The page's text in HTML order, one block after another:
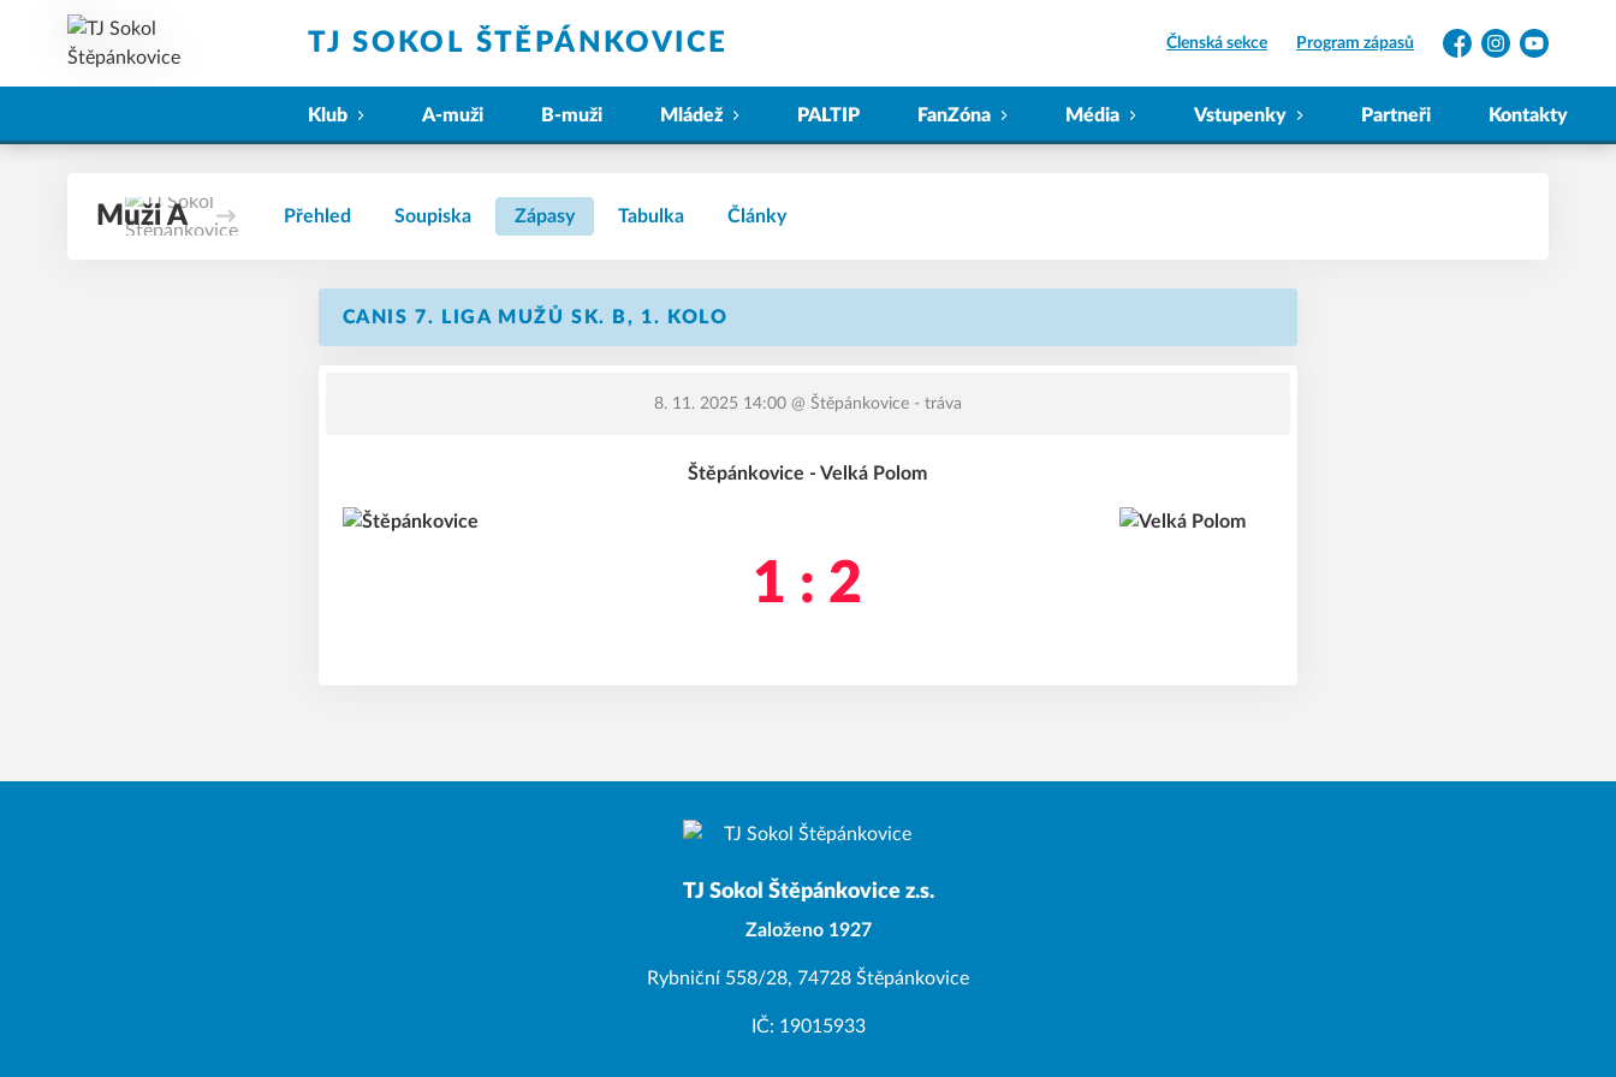
TJ SOKOL ŠTĚPÁNKOVICE Členská sekce Program zápasů
FacebookInstagramYouTube
Klub A-muži B-muži Mládež PALTIP FanZóna Média Vstupenky Partneři Kontakty
Muži A Přehled Soupiska Zápasy Tabulka Články
CANIS 7. LIGA MUŽŮ SK. B, 1. KOLO
8. 11. 2025 14:00@ Štěpánkovice - tráva
Štěpánkovice - Velká Polom
1 : 2
TJ Sokol Štěpánkovice z.s.
Založeno 1927
Rybniční 558/28, 74728 Štěpánkovice
IČ: 19015933